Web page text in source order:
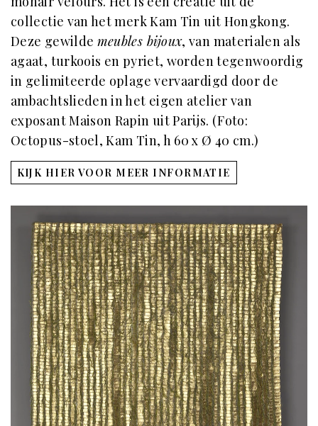
collectie van het merk Kam Tin uit Hongkong.
Deze gewilde meubles bijoux, van materialen als
agaat, turkoois en pyriet, worden tegenwoordig
in gelimiteerde oplage vervaardigd door de
ambachtslieden in het eigen atelier van
exposant Maison Rapin uit Parijs. (Foto:
Octopus-stoel, Kam Tin, h 60 x Ø 40 cm.)
KIJK HIER VOOR MEER INFORMATIE